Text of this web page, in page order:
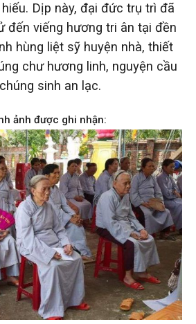
Dịp này, đại đức trụ trì đã
đến viếng hương tri ân tại đền
hùng liệt sỹ huyện nhà, thiết
chư hương linh, nguyện cầu
sinh an lạc.
ảnh được ghi nhận: